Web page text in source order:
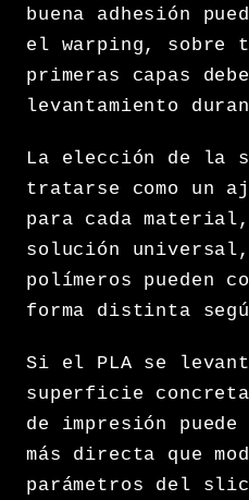
buena adhesión
el warping, sobre
primeras capas
levantamiento
La elección de la
tratarse como un
para cada material,
solución
polímeros pueden
forma distinta
Si el PLA se
superficie
de impresión
más directa que
parámetros del